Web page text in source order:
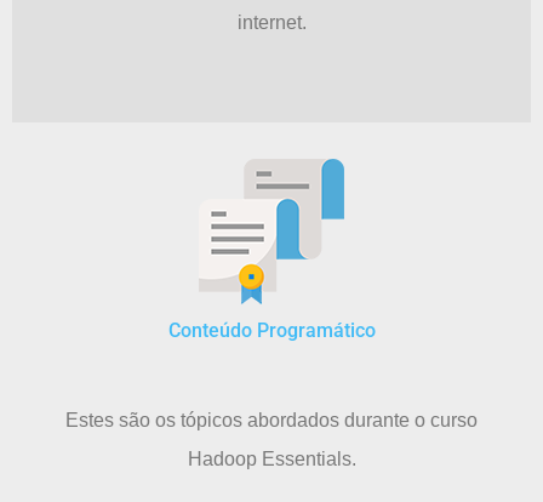
internet.
Conteúdo Programático
Estes são os tópicos abordados durante o curso
Hadoop Essentials.